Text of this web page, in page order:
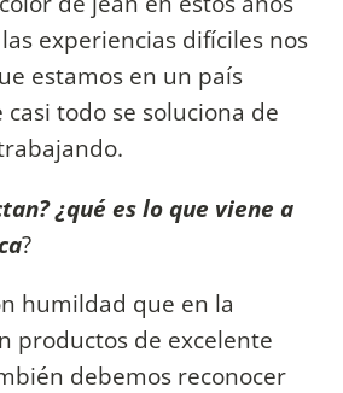
experiencias difíciles nos
estamos en un país
todo se soluciona de
¿qué es lo que viene a
?
humildad que en la
productos de excelente
debemos reconocer